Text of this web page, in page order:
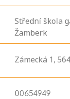
Střední škola
Žamberk
Zámecká 1,
00654949